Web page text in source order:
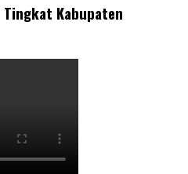
Tingkat Kabupaten